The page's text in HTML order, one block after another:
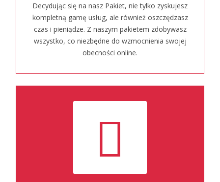
Decydując się na nasz Pakiet, nie tylko zyskujesz
kompletną gamę usług, ale również oszczędzasz
czas i pieniądze. Z naszym pakietem zdobywasz
wszystko, co niezbędne do wzmocnienia swojej
obecności online.